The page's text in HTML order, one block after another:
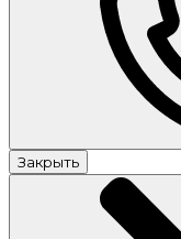
Закрыть